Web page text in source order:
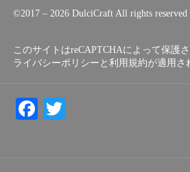
©︎2017 – 2026 DulciCraft All rights reserved
このサイトはreCAPTCHAによって保護
ライバシーポリシー と 利用規約が適用さ
Facebook